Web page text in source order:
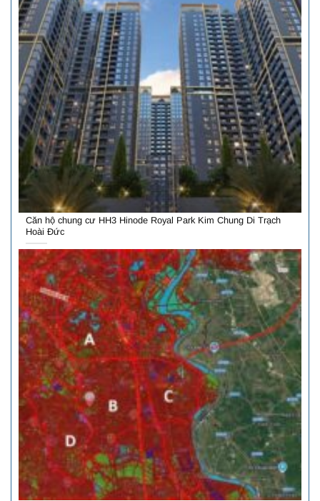
Căn hộ chung cư HH3 Hinode Royal Park Kim Chung Di Trạch
Hoài Đức